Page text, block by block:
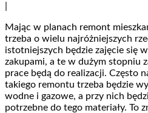
Mając w planach remont
trzeba o wielu najróżniejszych
istotniejszych będzie zajęcie się
zakupami, a te w dużym stopniu
prace będą do realizacji. Często
takiego remontu trzeba będzie
wodne i gazowe, a przy nich
potrzebne do tego materiały. To